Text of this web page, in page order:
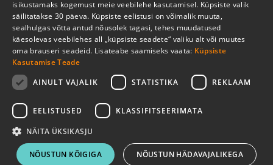
Teenus:
Reumatoloogi vastuvõtt
KASULIK
JURIIDILINE INFO
Liitu uudiskirjaga
AS Arstikeskus Confido. Veerenni 51, Tallinn, Reg.
number: 12381384
ENGLISH
isikustamaks kogemust meie veebilehe kasutamisel. Küpsiste valik
säilitatakse 30 päeva. Küpsiste eelistusi on võimalik muuta,
sealhulgas võtta antud nõusolek tagasi, tehes muudatused
käesolevas veebilehes all „küpsiste seadete“ valiku alt või muutes
oma brauseri seadeid. Lisateabe saamiseks vaata: Küpsiste
Kasutamise Teade
AINULT VAJALIK
STATISTIKA REKLAAM
EELISTUSED KLASSIFITSEERIMATA
NÄITA ÜKSIKASJU
NÕUSTUN KÕIGIGA NÕUSTUN HÄDAVAJALIKEGA